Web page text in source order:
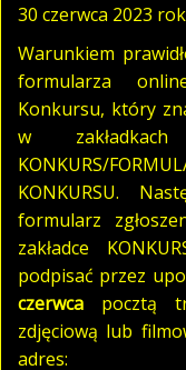
30 czerwca 2023
Warunkiem
formularza
Konkursu, który
w zakładkach
KONKURS/
KONKURSU.
formularz
zakładce
podpisać przez
czerwca pocztą
zdjęciową lub
adres: